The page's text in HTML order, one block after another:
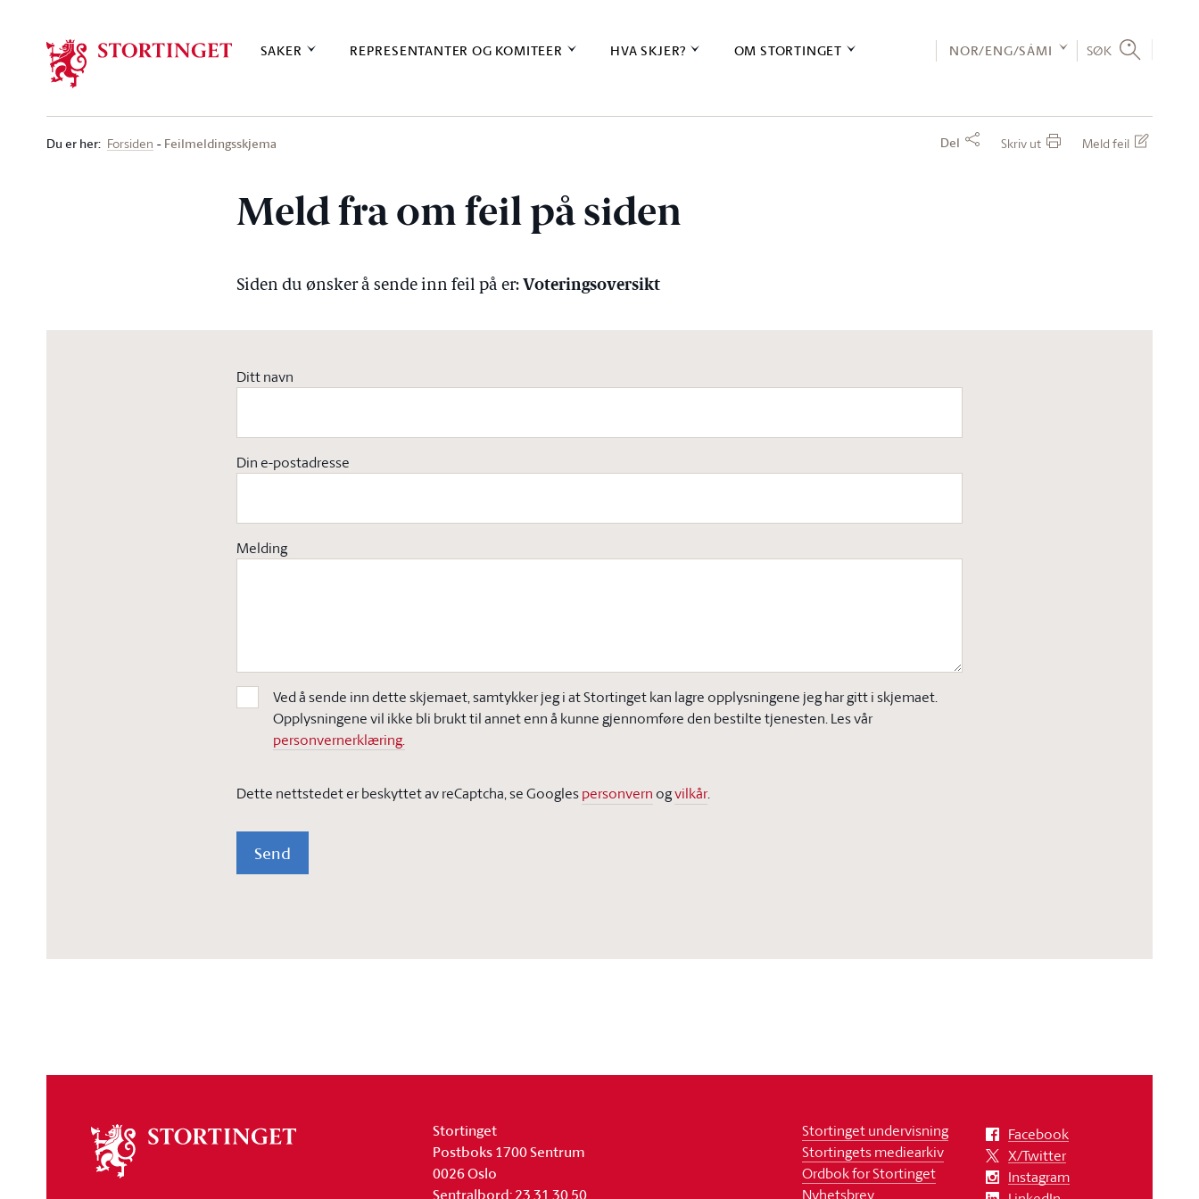
SAKER REPRESENTANTER OG KOMITEER HVA SKJER? OM STORTINGET NOR/ENG/SÁMI SØK
Du er her: Forsiden Feilmeldingsskjema Del Skriv ut Meld feil
Meld fra om feil på siden
Siden du ønsker å sende inn feil på er: Voteringsoversikt
Ditt navn
Din e-postadresse
Melding
Ved å sende inn dette skjemaet, samtykker jeg i at Stortinget kan lagre opplysningene jeg har gitt i skjemaet.
Opplysningene vil ikke bli brukt til annet enn å kunne gjennomføre den bestilte tjenesten. Les vår
personvernerklæring.
Dette nettstedet er beskyttet av reCaptcha, se Googlespersonvern ogvilkår.
Send
stortinget
Stortinget
Postboks 1700 Sentrum
0026 Oslo
Sentralbord: 23 31 30 50
Stortinget undervisning
Stortingets mediearkiv
Ordbok for Stortinget
Nyhetsbrev
Facebook
X/Twitter
Instagram